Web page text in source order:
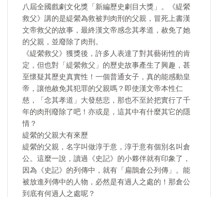
八屆全國戲劇文化獎「新編歷史劇目大獎」。《緹縈
救父》講的是緹縈為救被判肉刑的父親，冒死上書漢
文帝救父的故事，最終漢文帝感念其孝道，赦免了她
的父親，並廢除了肉刑。
《緹縈救父》獲獎後，許多人表達了對其藝術性的肯
定，但也對「緹縈救父」的歷史故事產生了興趣，甚
至懷疑其歷史真實性！一個普通女子，真的能感動皇
帝，讓他赦免其犯罪的父親嗎？即使漢文帝本性仁
慈，「念其孝道」大發慈悲，那也不至於把實行了千
年的肉刑廢除了吧！亦或是，這其中有什麼其它的隱
情？
緹縈的父親大有來歷
緹縈的父親，名字叫做淳于意，淳于意有個別名叫倉
公。這麼一說，讀過《史記》的小夥伴就有印象了，
因為《史記》的列傳中，就有「扁鵲倉公列傳」。能
被放進列傳中的人物，必然是有過人之處的！那倉公
到底有何過人之處呢？